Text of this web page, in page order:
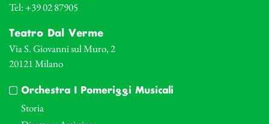
Tel: +39 02 87905
Teatro Dal Verme
Via S. Giovanni sul Muro, 2
20121 Milano
Orchestra I Pomeriggi Musicali
Storia